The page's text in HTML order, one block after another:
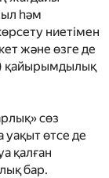
һәм
ниетімен
және өзге де
қайырымдылық
сөз
өтсе де
қалған
бар.